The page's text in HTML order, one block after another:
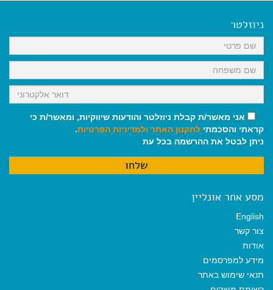
k
p
m
ניוזלטר
אני מאשר/ת קבלת ניוזלטר והודעות שיווקיות, ומאשר/ת כי
קראתי והסכמתי לתקנון האתר ולמדיניות הפרטיות.
ניתן לבטל את ההרשמה בכל עת
מסע אחר אונליין
English
צור קשר
אודות
מידע למפרסמים
תנאי שימוש באתר